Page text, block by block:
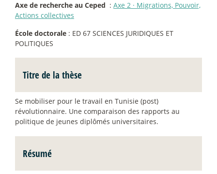
Axe de recherche au Ceped : Axe 2 · Migrations, Pouvoir,
Actions collectives
École doctorale : ED 67 SCIENCES JURIDIQUES ET
POLITIQUES
Titre de la thèse
Se mobiliser pour le travail en Tunisie (post)
révolutionnaire. Une comparaison des rapports au
politique de jeunes diplômés universitaires.
Résumé